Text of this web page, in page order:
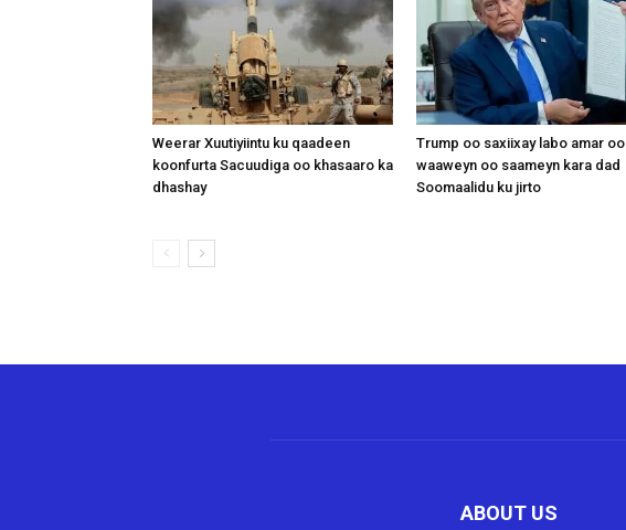
Weerar Xuutiyiintu ku qaadeen
koonfurta Sacuudiga oo khasaaro ka
dhashay
Trump oo saxiixay labo amar oo
waaweyn oo saameyn kara dad
Soomaalidu ku jirto
ABOUT US